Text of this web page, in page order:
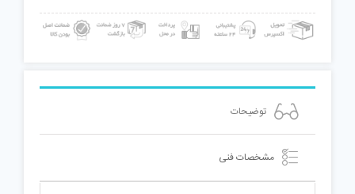
توضیحات
مشخصات فنی